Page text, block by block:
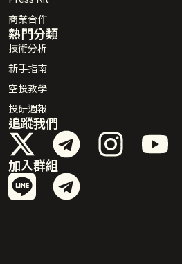
熱門分類
技術分析
新手指南
空投教學
投研週報
商業合作
追蹤我們
加入群組